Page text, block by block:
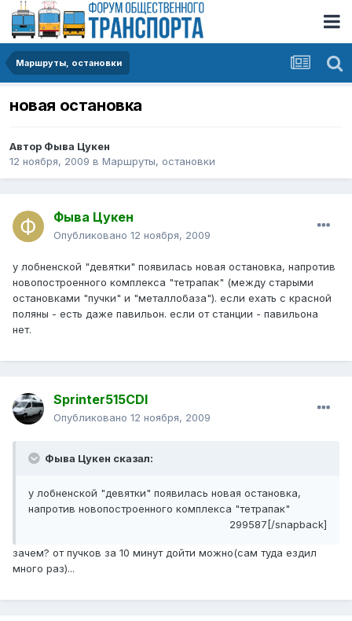
Маршруты, остановки
новая остановка
Автор Фыва Цукен
12 ноября, 2009 в Маршруты, остановки
Фыва Цукен
Опубликовано 12 ноября, 2009
у лобненской "девятки" появилась новая остановка, напротив
новопостроенного комплекса "тетрапак" (между старыми
остановками "пучки" и "металлобаза"). если ехать с красной
поляны - есть даже павильон. если от станции - павильона
нет.
Sprinter515CDI
Опубликовано 12 ноября, 2009
Фыва Цукен сказал:
у лобненской "девятки" появилась новая остановка,
напротив новопостроенного комплекса "тетрапак"
299587[/snapback]
зачем? от пучков за 10 минут дойти можно(сам туда ездил
много раз)...